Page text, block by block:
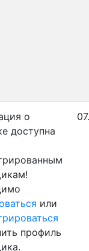
о
доступна
или
профиль